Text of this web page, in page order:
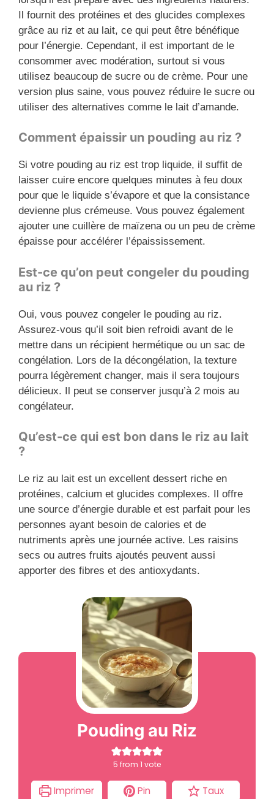
Il fournit des protéines et des glucides complexes
grâce au riz et au lait, ce qui peut être bénéfique
pour l’énergie. Cependant, il est important de le
consommer avec modération, surtout si vous
utilisez beaucoup de sucre ou de crème. Pour une
version plus saine, vous pouvez réduire le sucre ou
utiliser des alternatives comme le lait d’amande.
Comment épaissir un pouding au riz ?
Si votre pouding au riz est trop liquide, il suffit de
laisser cuire encore quelques minutes à feu doux
pour que le liquide s’évapore et que la consistance
devienne plus crémeuse. Vous pouvez également
ajouter une cuillère de maïzena ou un peu de crème
épaisse pour accélérer l’épaississement.
Est-ce qu’on peut congeler du pouding
au riz ?
Oui, vous pouvez congeler le pouding au riz.
Assurez-vous qu’il soit bien refroidi avant de le
mettre dans un récipient hermétique ou un sac de
congélation. Lors de la décongélation, la texture
pourra légèrement changer, mais il sera toujours
délicieux. Il peut se conserver jusqu’à 2 mois au
congélateur.
Qu’est-ce qui est bon dans le riz au lait
?
Le riz au lait est un excellent dessert riche en
protéines, calcium et glucides complexes. Il offre
une source d’énergie durable et est parfait pour les
personnes ayant besoin de calories et de
nutriments après une journée active. Les raisins
secs ou autres fruits ajoutés peuvent aussi
apporter des fibres et des antioxydants.
Pouding au Riz
5 from 1 vote
Imprimer Pin Taux